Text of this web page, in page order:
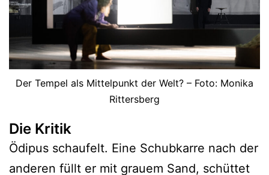
Der Tempel als Mittelpunkt der Welt? – Foto: Monika
Rittersberg
Die Kritik
Ödipus schaufelt. Eine Schubkarre nach der
anderen füllt er mit grauem Sand, schüttet